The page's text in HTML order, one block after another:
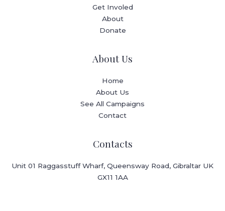
Get Involed
About
Donate
About Us
Home
About Us
See All Campaigns
Contact
Contacts
Unit 01 Raggasstuff Wharf, Queensway Road, Gibraltar UK
GX11 1AA